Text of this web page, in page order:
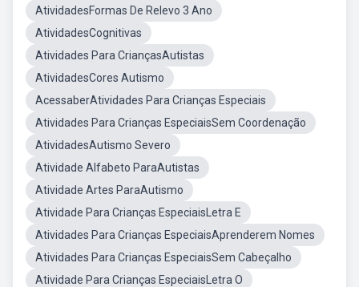
AtividadesFormas De Relevo 3 Ano
AtividadesCognitivas
Atividades Para CriançasAutistas
AtividadesCores Autismo
AcessaberAtividades Para Crianças Especiais
Atividades Para Crianças EspeciaisSem Coordenação
AtividadesAutismo Severo
Atividade Alfabeto ParaAutistas
Atividade Artes ParaAutismo
Atividade Para Crianças EspeciaisLetra E
Atividades Para Crianças EspeciaisAprenderem Nomes
Atividades Para Crianças EspeciaisSem Cabeçalho
Atividade Para Crianças EspeciaisLetra O